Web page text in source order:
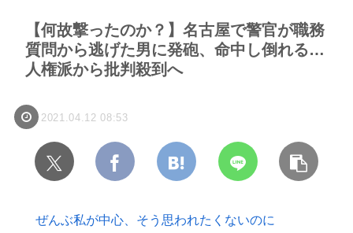
【何故撃ったのか？】名古屋で警官が職務
質問から逃げた男に発砲、命中し倒れる…
人権派から批判殺到へ
2021.04.12 08:53
ぜんぶ私が中心、そう思われたくないのに